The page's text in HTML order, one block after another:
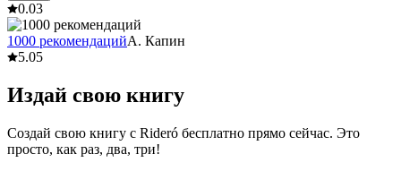
0.03
1000 рекомендацийА. Капин
5.05
Издай свою книгу
Создай свою книгу с Rideró бесплатно прямо сейчас. Это
просто, как раз, два, три!